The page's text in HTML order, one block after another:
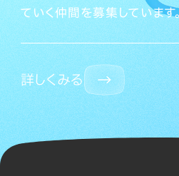
ていく仲間を募集しています
詳しくみる